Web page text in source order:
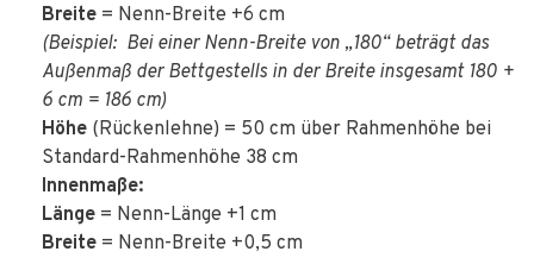
Breite = Nenn-Breite +6 cm
(Beispiel: Bei einer Nenn-Breite von „180“ beträgt das
Außenmaß der Bettgestells in der Breite insgesamt 180 +
6 cm = 186 cm)
Höhe (Rückenlehne) = 50 cm über Rahmenhöhe bei
Standard-Rahmenhöhe 38 cm
Innenmaße:
Länge = Nenn-Länge +1 cm
Breite = Nenn-Breite +0,5 cm